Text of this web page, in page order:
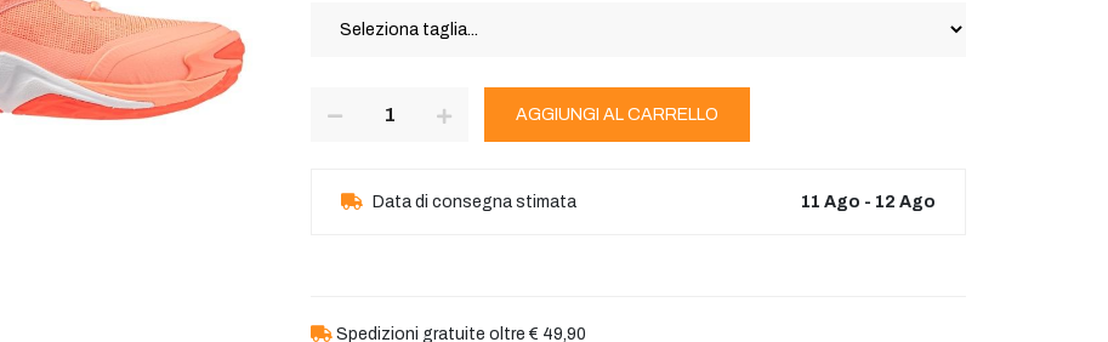
AGGIUNGI AL CARRELLO
Data di consegna stimata 11 Ago - 12 Ago
Spedizioni gratuite oltre € 49,90